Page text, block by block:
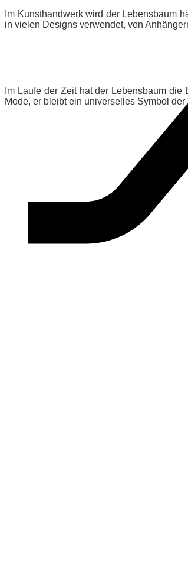
Im Kunsthandwerk wird der Lebensbaum
in vielen Designs verwendet, von
Im Laufe der Zeit hat der Lebensbaum
Mode, er bleibt ein universelles Symbol